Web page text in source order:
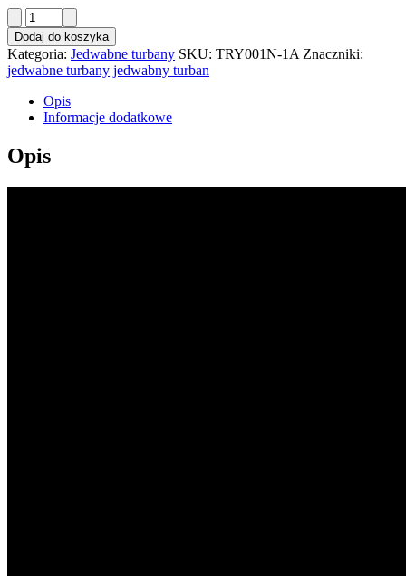
339,99zł.
ilość
Jedwabny
Turban
Na
Głowę
Wiązany
Gumką
Czarny
+
Dodaj do koszyka
Kategoria: Jedwabne turbany SKU: TRY001N-1A Znaczniki:
jedwabne turbany jedwabny turban
Opis
Informacje dodatkowe
Opis